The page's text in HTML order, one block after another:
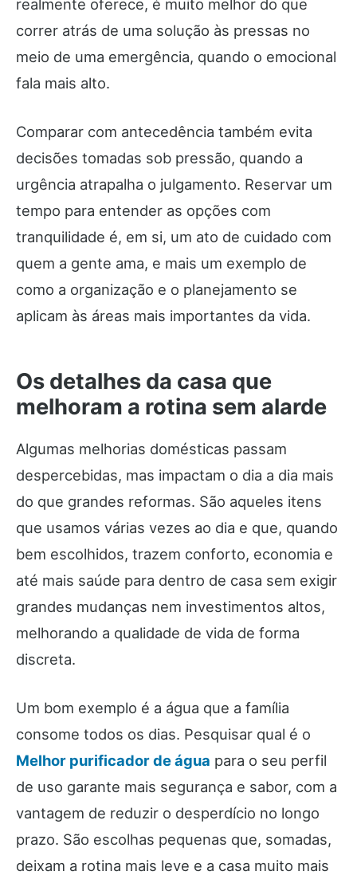
realmente oferece, é muito melhor do que
correr atrás de uma solução às pressas no
meio de uma emergência, quando o emocional
fala mais alto.
Comparar com antecedência também evita
decisões tomadas sob pressão, quando a
urgência atrapalha o julgamento. Reservar um
tempo para entender as opções com
tranquilidade é, em si, um ato de cuidado com
quem a gente ama, e mais um exemplo de
como a organização e o planejamento se
aplicam às áreas mais importantes da vida.
Os detalhes da casa que
melhoram a rotina sem alarde
Algumas melhorias domésticas passam
despercebidas, mas impactam o dia a dia mais
do que grandes reformas. São aqueles itens
que usamos várias vezes ao dia e que, quando
bem escolhidos, trazem conforto, economia e
até mais saúde para dentro de casa sem exigir
grandes mudanças nem investimentos altos,
melhorando a qualidade de vida de forma
discreta.
Um bom exemplo é a água que a família
consome todos os dias. Pesquisar qual é o
Melhor purificador de água para o seu perfil
de uso garante mais segurança e sabor, com a
vantagem de reduzir o desperdício no longo
prazo. São escolhas pequenas que, somadas,
deixam a rotina mais leve e a casa muito mais